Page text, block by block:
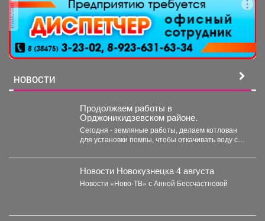
реклама
НОВОСТИ
Продолжаем работы в
Орджоникидзевском районе.
Сегодня - земляные работы, делаем котлован
для установки помпы, чтобы откачивать воду с
Новости Новокузнецка 4 августа
Новости «Ново-ТВ» с Анной Бессчастновой